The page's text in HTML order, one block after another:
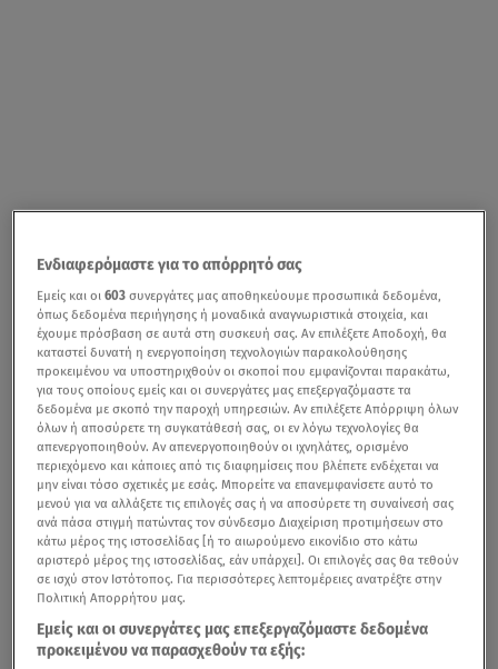
Ενδιαφερόμαστε για το απόρρητό σας
Εμείς και οι603 συνεργάτες μας αποθηκεύουμε προσωπικά δεδομένα,
όπως δεδομένα περιήγησης ή μοναδικά αναγνωριστικά στοιχεία, και
έχουμε πρόσβαση σε αυτά στη συσκευή σας. Αν επιλέξετε Αποδοχή, θα
καταστεί δυνατή η ενεργοποίηση τεχνολογιών παρακολούθησης
προκειμένου να υποστηριχθούν οι σκοποί που εμφανίζονται παρακάτω,
για τους οποίους εμείς και οι συνεργάτες μας επεξεργαζόμαστε τα
δεδομένα με σκοπό την παροχή υπηρεσιών. Αν επιλέξετε Απόρριψη όλων
όλων ή αποσύρετε τη συγκατάθεσή σας, οι εν λόγω τεχνολογίες θα
απενεργοποιηθούν. Αν απενεργοποιηθούν οι ιχνηλάτες, ορισμένο
περιεχόμενο και κάποιες από τις διαφημίσεις που βλέπετε ενδέχεται να
μην είναι τόσο σχετικές με εσάς. Μπορείτε να επανεμφανίσετε αυτό το
μενού για να αλλάξετε τις επιλογές σας ή να αποσύρετε τη συναίνεσή σας
ανά πάσα στιγμή πατώντας τον σύνδεσμο Διαχείριση προτιμήσεων στο
κάτω μέρος της ιστοσελίδας [ή το αιωρούμενο εικονίδιο στο κάτω
αριστερό μέρος της ιστοσελίδας, εάν υπάρχει]. Οι επιλογές σας θα τεθούν
σε ισχύ στον Ιστότοπος. Για περισσότερες λεπτομέρειες ανατρέξτε στην
Πολιτική Απορρήτου μας.
Εμείς και οι συνεργάτες μας επεξεργαζόμαστε δεδομένα
προκειμένου να παρασχεθούν τα εξής: